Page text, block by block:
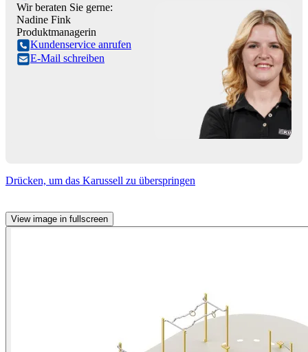
Wir beraten Sie gerne:
Nadine Fink
Produktmanagerin
Kundenservice anrufen
E-Mail schreiben
Drücken, um das Karussell zu überspringen
View image in fullscreen